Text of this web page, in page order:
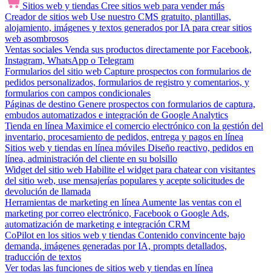
Sitios web y tiendas Cree sitios web para vender más
Creador de sitios web Use nuestro CMS gratuito, plantillas,
alojamiento, imágenes y textos generados por IA para crear sitios
web asombrosos
Ventas sociales Venda sus productos directamente por Facebook,
Instagram, WhatsApp o Telegram
Formularios del sitio web Capture prospectos con formularios de
pedidos personalizados, formularios de registro y comentarios, y
formularios con campos condicionales
Páginas de destino Genere prospectos con formularios de captura,
embudos automatizados e integración de Google Analytics
Tienda en línea Maximice el comercio electrónico con la gestión del
inventario, procesamiento de pedidos, entrega y pagos en línea
Sitios web y tiendas en línea móviles Diseño reactivo, pedidos en
línea, administración del cliente en su bolsillo
Widget del sitio web Habilite el widget para chatear con visitantes
del sitio web, use mensajerías populares y acepte solicitudes de
devolución de llamada
Herramientas de marketing en línea Aumente las ventas con el
marketing por correo electrónico, Facebook o Google Ads,
automatización de marketing e integración CRM
CoPilot en los sitios web y tiendas Contenido convincente bajo
demanda, imágenes generadas por IA, prompts detallados,
traducción de textos
Ver todas las funciones de sitios web y tiendas en línea